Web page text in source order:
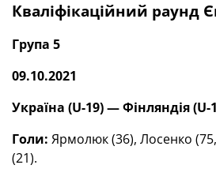
Кваліфікаційний раунд
Група 5
09.10.2021
Україна (U-19) — Фінляндія
Голи: Ярмолюк (36), Лосенко (75,
(21).